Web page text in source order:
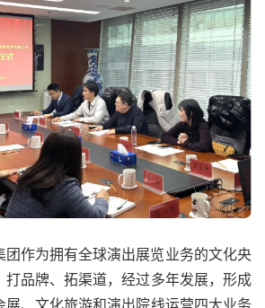
团作为拥有全球演出展览业务的文化央
品牌、拓渠道，经过多年发展，形成